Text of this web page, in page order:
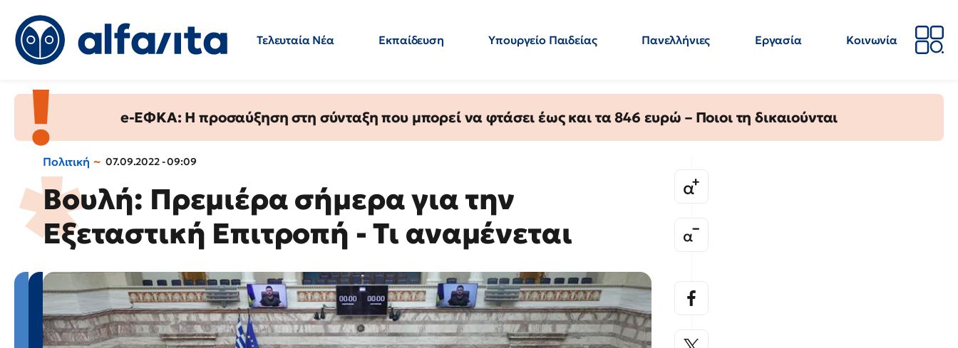
Τελευταία Νέα Εκπαίδευση Υπουργείο Παιδείας Πανελλήνιες Εργασία
Κοινωνία
e-ΕΦΚΑ: Η προσαύξηση στη σύνταξη που μπορεί να φτάσει έως και τα 846 ευρώ – Ποιοι τη δικαιούνται
Πολιτική 07.09.2022 - 09:09
Βουλή: Πρεμιέρα σήμερα για την
Εξεταστική Επιτροπή - Τι αναμένεται